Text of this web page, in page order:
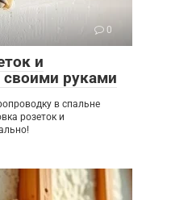
0
и
руками
в спальне
розеток и